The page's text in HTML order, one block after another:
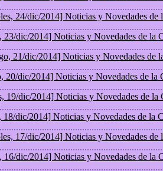
24/dic/2014] Noticias y Novedades de
23/dic/2014] Noticias y Novedades de la
21/dic/2014] Noticias y Novedades de
20/dic/2014] Noticias y Novedades de la
19/dic/2014] Noticias y Novedades de la
18/dic/2014] Noticias y Novedades de la
17/dic/2014] Noticias y Novedades de
16/dic/2014] Noticias y Novedades de la